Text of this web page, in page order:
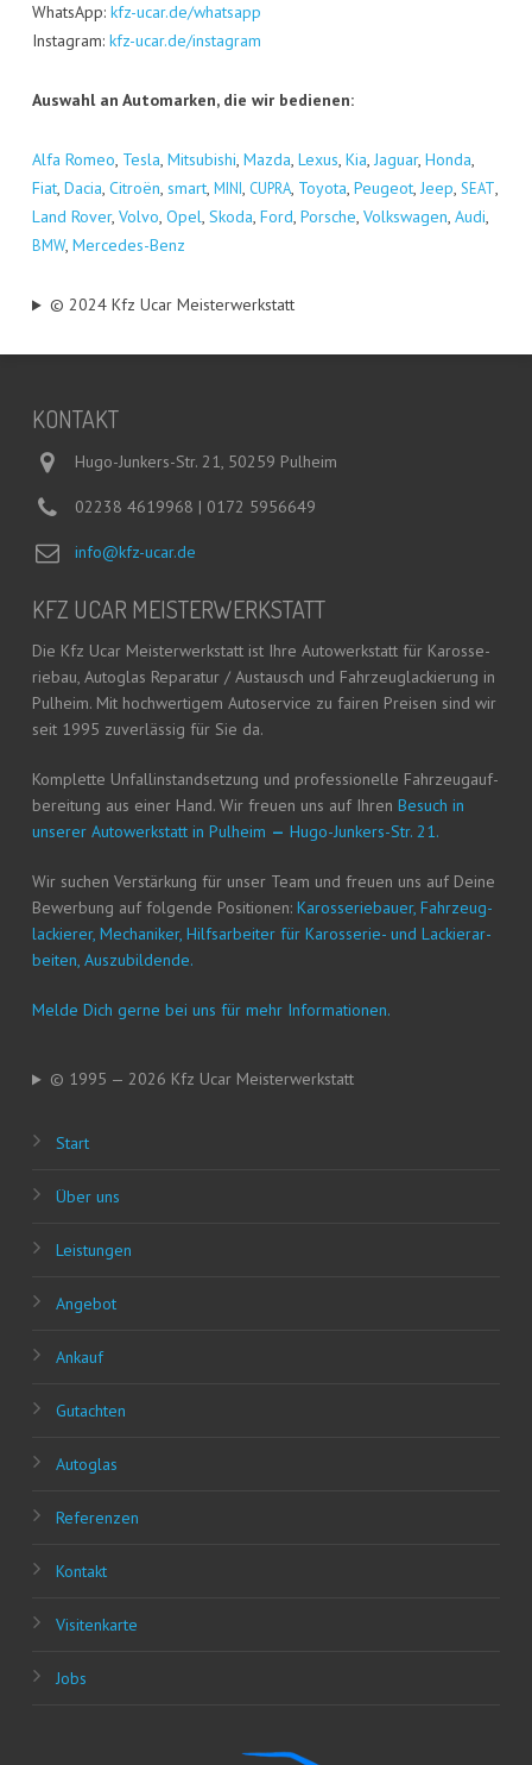
Whats­App: kfz-ucar.de/whatsapp
Insta­gram: kfz-ucar.de/instagram
Aus­wahl an Auto­mar­ken, die wir bedienen:
Alfa Romeo, Tes­la, Mitsu­bi­shi, Maz­da, Lexus, Kia, Jagu­ar, Hon­da,
Fiat, Dacia, Citro­ën, smart, MINI, CUPRA, Toyo­ta, Peu­geot, Jeep, SEAT,
Land Rover, Vol­vo, Opel, Sko­da, Ford, Por­sche, Volks­wa­gen, Audi,
BMW, Mer­ce­des-Benz
© 2024 Kfz Ucar Meisterwerkstatt
KON­TAKT
Hugo-Junkers-Str. 21, 50259 Pulheim
02238 4619968 | 0172 5956649
info@kfz-ucar.de
KFZ UCAR MEISTERWERKSTATT
Die Kfz Ucar Meis­ter­werk­statt ist Ihre Auto­werk­statt für Karos­se­
rie­bau, Auto­glas Repa­ra­tur / Aus­tausch und Fahr­zeug­la­ckie­rung in
Pul­heim. Mit hoch­wer­ti­gem Auto­ser­vice zu fai­ren Prei­sen sind wir
seit 1995 zuver­läs­sig für Sie da.
Kom­plet­te Unfall­in­stand­set­zung und pro­fes­sio­nel­le Fahr­zeug­auf­
be­rei­tung aus einer Hand. Wir freu­en uns auf Ihren Besuch in
unse­rer Auto­werk­statt in Pul­heim — Hugo-Jun­kers-Str. 21.
Wir suchen Ver­stär­kung für unser Team und freu­en uns auf Dei­ne
Bewer­bung auf fol­gen­de Posi­tio­nen: Karos­se­rie­bau­er, Fahr­zeug­
la­ckie­rer, Mecha­ni­ker, Hilfs­ar­bei­ter für Karos­se­rie- und Lackier­ar­
bei­ten, Auszubildende.
Mel­de Dich ger­ne bei uns für mehr Informationen.
© 1995 — 2026 Kfz Ucar Meisterwerkstatt
Start
Über uns
Leis­tun­gen
Ange­bot
Ankauf
Gut­ach­ten
Auto­glas
Refe­ren­zen
Kon­takt
Visi­ten­kar­te
Jobs